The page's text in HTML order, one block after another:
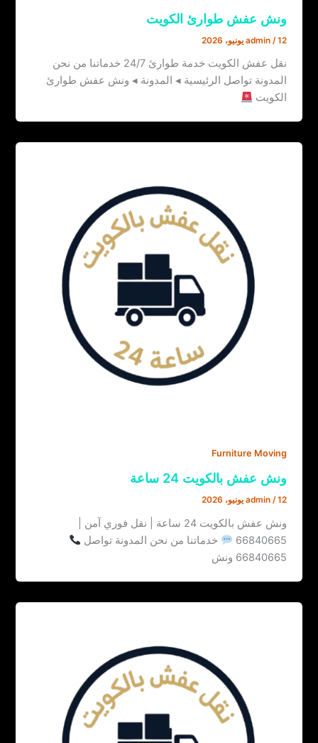
ونش عفش طوارئ الكويت
admin /12 يونيو، 2026
نقل عفش الكويت خدمة طوارئ 24/7 خدماتنا من نحن
المدونة تواصل الرئيسية ◂ المدونة ◂ ونش عفش طوارئ
الكويت
Furniture Moving
ونش عفش بالكويت 24 ساعة
admin /12 يونيو، 2026
ونش عفش بالكويت 24 ساعة | نقل فوري آمن |
66840665
خدماتنا من نحن المدونة تواصل
66840665 ونش